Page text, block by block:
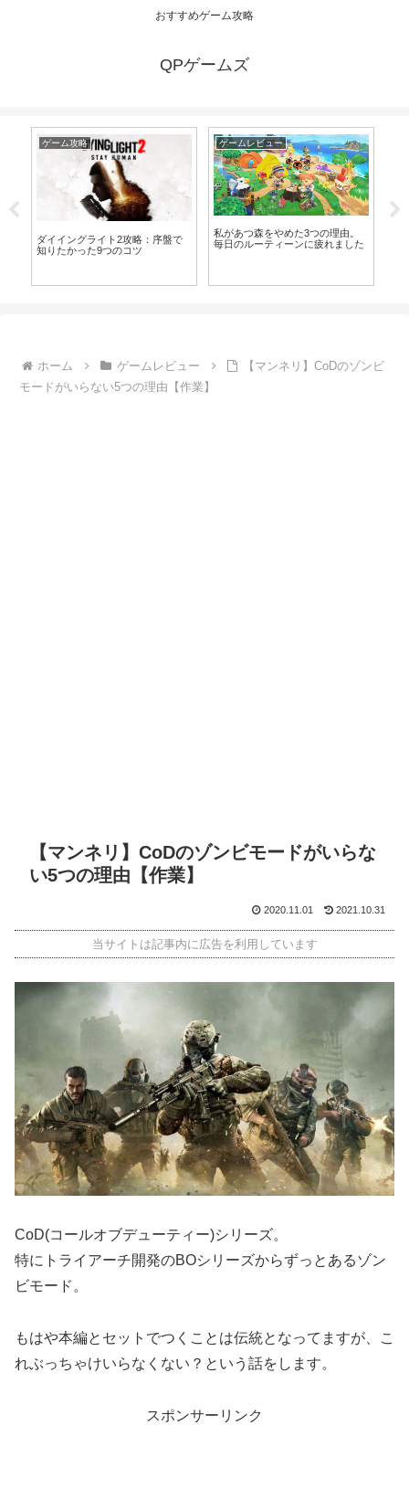
おすすめゲーム攻略
QPゲームズ
ゲーム攻略
ダイイングライト2攻略：序盤で
知りたかった9つのコツ
ゲームレビュー
私があつ森をやめた3つの理由。
毎日のルーティーンに疲れました
ホーム ゲームレビュー
【マンネリ】CoDのゾンビ
モードがいらない5つの理由【作業】
【マンネリ】CoDのゾンビモードがいらな
い5つの理由【作業】
2020.11.01 2021.10.31
当サイトは記事内に広告を利用しています
CoD(コールオブデューティー)シリーズ。
特にトライアーチ開発のBOシリーズからずっとあるゾン
ビモード。
もはや本編とセットでつくことは伝統となってますが、こ
れぶっちゃけいらなくない？という話をします。
スポンサーリンク